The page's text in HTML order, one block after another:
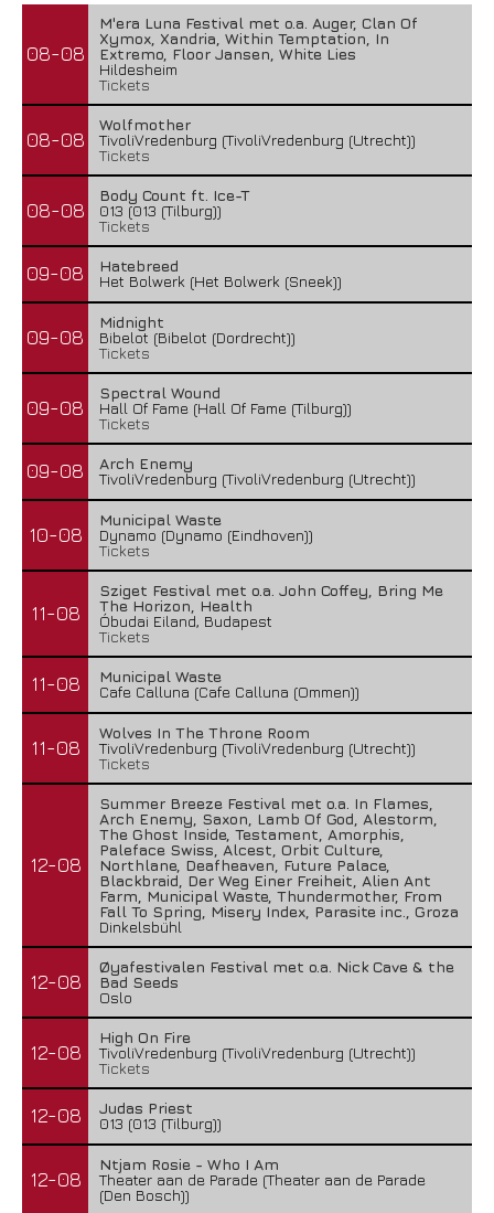
08-08
M'era Luna Festival met o.a. Auger, Clan Of
Xymox, Xandria, Within Temptation, In
Extremo, Floor Jansen, White Lies
Hildesheim
Tickets
08-08
Wolfmother
TivoliVredenburg (TivoliVredenburg (Utrecht))
Tickets
08-08
Body Count ft. Ice-T
013 (013 (Tilburg))
Tickets
09-08
Hatebreed
Het Bolwerk (Het Bolwerk (Sneek))
09-08
Midnight
Bibelot (Bibelot (Dordrecht))
Tickets
09-08
Spectral Wound
Hall Of Fame (Hall Of Fame (Tilburg))
Tickets
09-08
Arch Enemy
TivoliVredenburg (TivoliVredenburg (Utrecht))
10-08
Municipal Waste
Dynamo (Dynamo (Eindhoven))
Tickets
11-08
Sziget Festival met o.a. John Coffey, Bring Me
The Horizon, Health
Óbudai Eiland, Budapest
Tickets
11-08
Municipal Waste
Cafe Calluna (Cafe Calluna (Ommen))
11-08
Wolves In The Throne Room
TivoliVredenburg (TivoliVredenburg (Utrecht))
Tickets
12-08
Summer Breeze Festival met o.a. In Flames,
Arch Enemy, Saxon, Lamb Of God, Alestorm,
The Ghost Inside, Testament, Amorphis,
Paleface Swiss, Alcest, Orbit Culture,
Northlane, Deafheaven, Future Palace,
Blackbraid, Der Weg Einer Freiheit, Alien Ant
Farm, Municipal Waste, Thundermother, From
Fall To Spring, Misery Index, Parasite inc., Groza
Dinkelsbühl
12-08
Øyafestivalen Festival met o.a. Nick Cave & the
Bad Seeds
Oslo
12-08
High On Fire
TivoliVredenburg (TivoliVredenburg (Utrecht))
Tickets
12-08
Judas Priest
013 (013 (Tilburg))
12-08
Ntjam Rosie - Who I Am
Theater aan de Parade (Theater aan de Parade
(Den Bosch))